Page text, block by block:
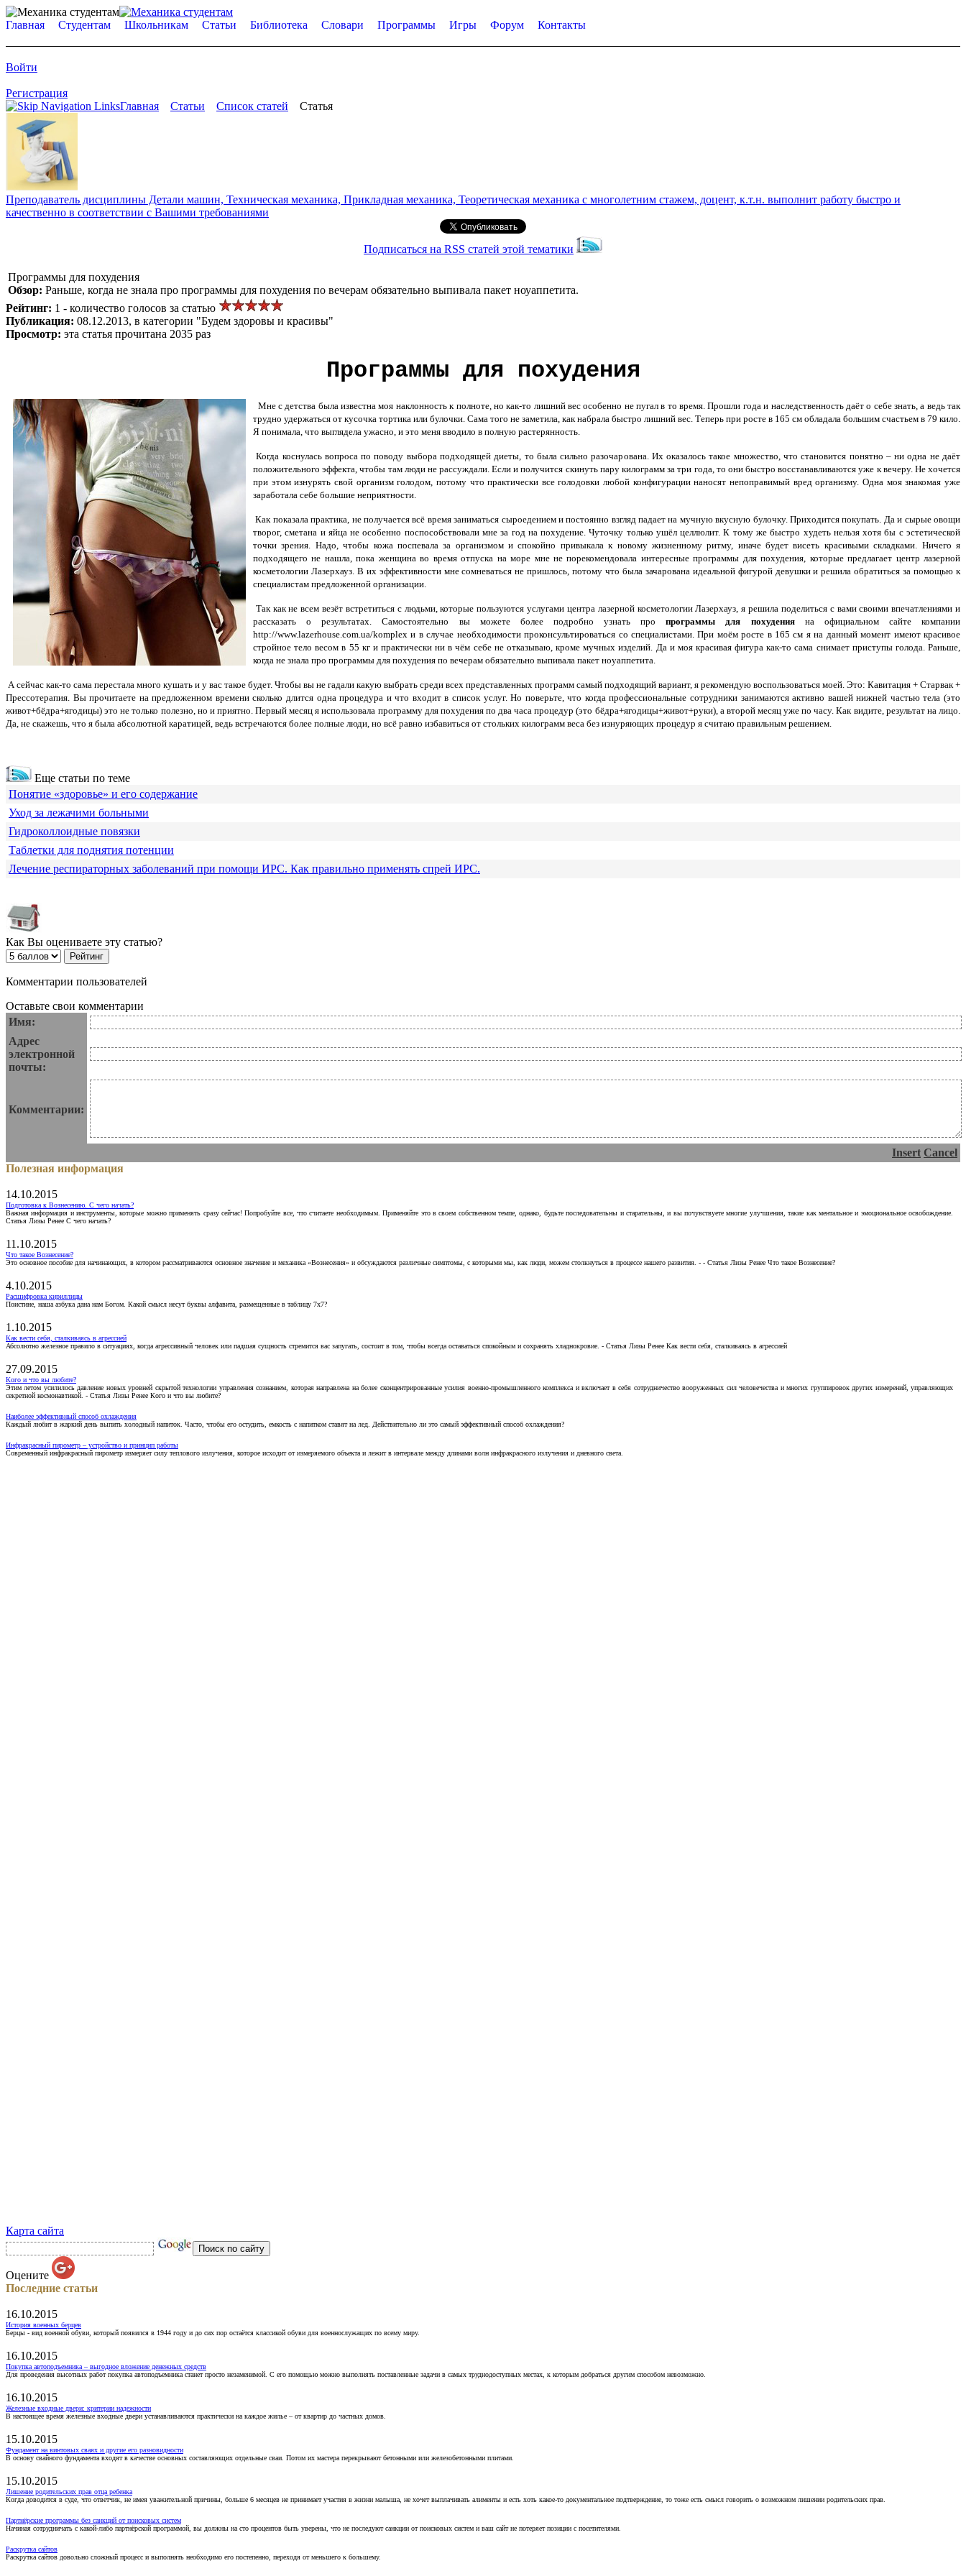
Главная Студентам Школьникам Статьи Библиотека Словари Программы Игры Форум Контакты
Войти
Регистрация
Главная
Статьи Список статей Статья
Преподаватель дисциплины Детали машин, Техническая механика, Прикладная механика, Теоретическая механика с многолетним стажем, доцент, к.т.н. выполнит работу быстро и
качественно в соответствии с Вашими требованиями
Подписаться на RSS статей этой тематики
Программы для похудения
Обзор: Раньше, когда не знала про программы для похудения по вечерам обязательно выпивала пакет ноуаппетита.
Рейтинг: 1 - количество голосов за статью
Публикация: 08.12.2013, в категории "Будем здоровы и красивы"
Просмотр: эта статья прочитана 2035 раз
Программы для похудения
Мне с детства была известна моя наклонность к полноте, но как-то лишний вес особенно не пугал в то время. Прошли года и наследственность даёт о себе знать, а ведь так
трудно удержаться от кусочка тортика или булочки. Сама того не заметила, как набрала быстро лишний вес. Теперь при росте в 165 см обладала большим счастьем в 79 кило.
Я понимала, что выглядела ужасно, и это меня вводило в полную растерянность.
Когда коснулась вопроса по поводу выбора подходящей диеты, то была сильно разочарована. Их оказалось такое множество, что становится понятно – ни одна не даёт
положительного эффекта, чтобы там люди не рассуждали. Если и получится скинуть пару килограмм за три года, то они быстро восстанавливаются уже к вечеру. Не хочется
при этом изнурять свой организм голодом, потому что практически все голодовки любой конфигурации наносят непоправимый вред организму. Одна моя знакомая уже
заработала себе большие неприятности.
Как показала практика, не получается всё время заниматься сыроедением и постоянно взгляд падает на мучную вкусную булочку. Приходится покупать. Да и сырые овощи
творог, сметана и яйца не особенно поспособствовали мне за год на похудение. Чуточку только ушёл целлюлит. К тому же быстро худеть нельзя хотя бы с эстетической
точки зрения. Надо, чтобы кожа поспевала за организмом и спокойно привыкала к новому жизненному ритму, иначе будет висеть красивыми складками. Ничего я
подходящего не нашла, пока женщина во время отпуска на море мне не порекомендовала интересные программы для похудения, которые предлагает центр лазерной
косметологии Лазерхауз. В их эффективности мне сомневаться не пришлось, потому что была зачарована идеальной фигурой девушки и решила обратиться за помощью к
специалистам предложенной организации.
Так как не всем везёт встретиться с людьми, которые пользуются услугами центра лазерной косметологии Лазерхауз, я решила поделиться с вами своими впечатлениями и
рассказать о результатах. Самостоятельно вы можете более подробно узнать пропрограммы для похуденияна официальном сайте компании
http://www.lazerhouse.com.ua/komplex и в случае необходимости проконсультироваться со специалистами. При моём росте в 165 см я на данный момент имеют красивое
стройное тело весом в 55 кг и практически ни в чём себе не отказываю, кроме мучных изделий. Да и моя красивая фигура как-то сама снимает приступы голода. Раньше,
когда не знала про программы для похудения по вечерам обязательно выпивала пакет ноуаппетита.
А сейчас как-то сама перестала много кушать и у вас такое будет. Чтобы вы не гадали какую выбрать среди всех представленных программ самый подходящий вариант, я рекомендую воспользоваться моей. Это: Кавитация + Старвак +
Прессотерапия. Вы прочитаете на предложенном времени сколько длится одна процедура и что входит в список услуг. Но поверьте, что когда профессиональные сотрудники занимаются активно вашей нижней частью тела (это
живот+бёдра+ягодицы) это не только полезно, но и приятно. Первый месяц я использовала программу для похудения по два часа процедур (это бёдра+ягодицы+живот+руки), а второй месяц уже по часу. Как видите, результат на лицо.
Да, не скажешь, что я была абсолютной каратицей, ведь встречаются более полные люди, но всё равно избавиться от стольких килограмм веса без изнуряющих процедур я считаю правильным решением.
Еще статьи по теме
Понятие «здоровье» и его содержание
Уход за лежачими больными
Гидроколлоидные повязки
Таблетки для поднятия потенции
Лечение респираторных заболеваний при помощи ИРС. Как правильно применять спрей ИРС.
Как Вы оцениваете эту статью?
Комментарии пользователей
Оставьте свои комментарии
Имя:
Адрес
электронной
почты:
Комментарии:
Insert Cancel
Полезная информация
14.10.2015
Подготовка к Вознесению. С чего начать?
Важная информация и инструменты, которые можно применять сразу сейчас! Попробуйте все, что считаете необходимым. Применяйте это в своем собственном темпе, однако, будьте последовательны и старательны, и вы почувствуете многие улучшения, такие как ментальное и эмоциональное освобождение.
Статья Лизы Ренее С чего начать?
11.10.2015
Что такое Вознесение?
Это основное пособие для начинающих, в котором рассматриваются основное значение и механика «Вознесения» и обсуждаются различные симптомы, с которыми мы, как люди, можем столкнуться в процессе нашего развития. - - Статья Лизы Ренее Что такое Вознесение?
4.10.2015
Расшифровка кириллицы
Поистине, наша азбука дана нам Богом. Какой смысл несут буквы алфавита, размещенные в таблицу 7х7?
1.10.2015
Как вести себя, сталкиваясь в агрессией
Абсолютно железное правило в ситуациях, когда агрессивный человек или падшая сущность стремится вас запугать, состоит в том, чтобы всегда оставаться спокойным и сохранять хладнокровие. - Статья Лизы Ренее Как вести себя, сталкиваясь в агрессией
27.09.2015
Кого и что вы любите?
Этим летом усилилось давление новых уровней скрытой технологии управления сознанием, которая направлена на более сконцентрированные усилия военно-промышленного комплекса и включает в себя сотрудничество вооруженных сил человечества и многих группировок других измерений, управляющих
секретной космонавтикой. - Статья Лизы Ренее Кого и что вы любите?
Наиболее эффективный способ охлаждения
Каждый любит в жаркий день выпить холодный напиток. Часто, чтобы его остудить, емкость с напитком ставят на лед. Действительно ли это самый эффективный способ охлаждения?
Инфракрасный пирометр – устройство и принцип работы
Современный инфракрасный пирометр измеряет силу теплового излучения, которое исходит от измеряемого объекта и лежит в интервале между длинами волн инфракрасного излучения и дневного света.
Карта сайта
Оцените
Последние статьи
16.10.2015
История военных берцев
Берцы - вид военной обуви, который появился в 1944 году и до сих пор остаётся классикой обуви для военнослужащих по всему миру.
16.10.2015
Покупка автоподъемника – выгодное вложение денежных средств
Для проведения высотных работ покупка автоподъемника станет просто незаменимой. С его помощью можно выполнять поставленные задачи в самых труднодоступных местах, к которым добраться другим способом невозможно.
16.10.2015
Железные входные двери: критерии надежности
В настоящее время железные входные двери устанавливаются практически на каждое жилье – от квартир до частных домов.
15.10.2015
Фундамент на винтовых сваях и другие его разновидности
В основу свайного фундамента входят в качестве основных составляющих отдельные сваи. Потом их мастера перекрывают бетонными или железобетонными плитами.
15.10.2015
Лишение родительских прав отца ребенка
Когда доводится в суде, что ответчик, не имея уважительной причины, больше 6 месяцев не принимает участия в жизни малыша, не хочет выплачивать алименты и есть хоть какое-то документальное подтверждение, то тоже есть смысл говорить о возможном лишении родительских прав.
Партнёрские программы без санкций от поисковых систем
Начиная сотрудничать с какой-либо партнёрской программой, вы должны на сто процентов быть уверены, что не последуют санкции от поисковых систем и ваш сайт не потеряет позиции с посетителями.
Раскрутка сайтов
Раскрутка сайтов довольно сложный процесс и выполнять необходимо его постепенно, переходя от меньшего к большему.